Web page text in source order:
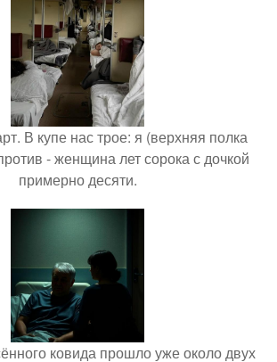
В купе нас трое: я (верхняя полка
- женщина лет сорока с дочкой
примерно десяти.
ковида прошло уже около двух